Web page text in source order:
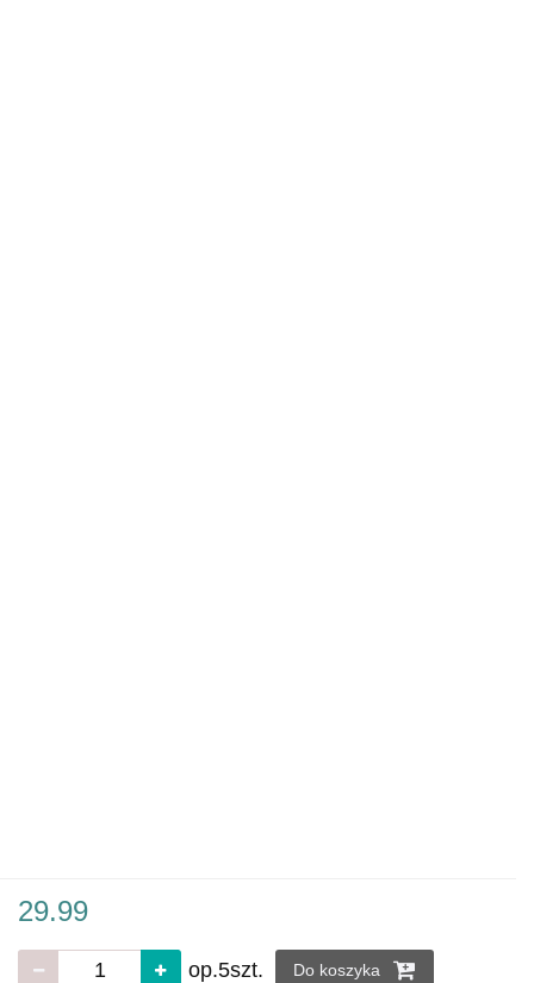
29.99
op.5szt. Do koszyka